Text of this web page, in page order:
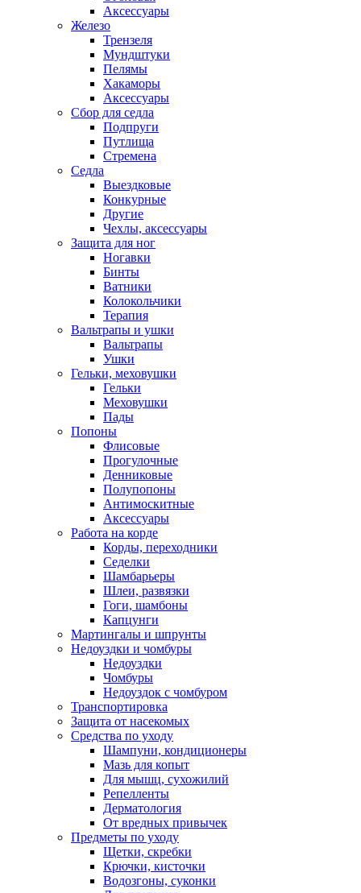
Аксессуары
Железо
Трензеля
Мундштуки
Пелямы
Хакаморы
Аксессуары
Сбор для седла
Подпруги
Путлища
Стремена
Седла
Выездковые
Конкурные
Другие
Чехлы, аксессуары
Защита для ног
Ногавки
Бинты
Ватники
Колокольчики
Терапия
Вальтрапы и ушки
Вальтрапы
Ушки
Гельки, меховушки
Гельки
Меховушки
Пады
Попоны
Флисовые
Прогулочные
Денниковые
Полупопоны
Антимоскитные
Аксессуары
Работа на корде
Корды, переходники
Седелки
Шамбарьеры
Шлеи, развязки
Гоги, шамбоны
Капцунги
Мартингалы и шпрунты
Недоуздки и чомбуры
Недоуздки
Чомбуры
Недоуздок с чомбуром
Транспортировка
Защита от насекомых
Средства по уходу
Шампуни, кондиционеры
Мазь для копыт
Для мышц, сухожилий
Репелленты
Дерматология
От вредных привычек
Предметы по уходу
Щетки, скребки
Крючки, кисточки
Водозгоны, суконки